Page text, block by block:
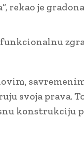
rekao je
svoja prava.
konstrukciju